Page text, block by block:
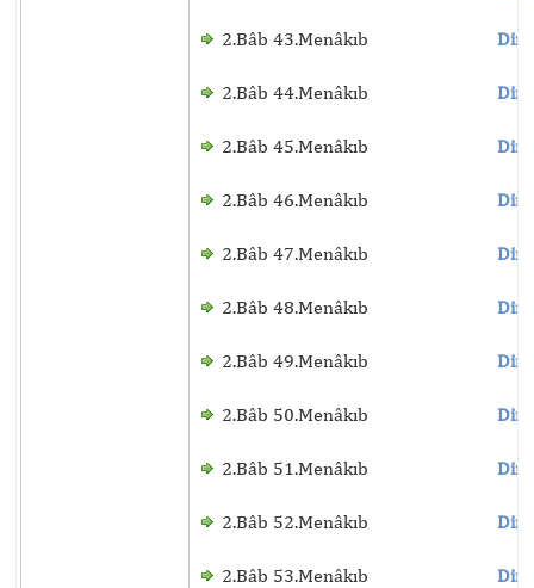
2.Bâb 43.Menâkıb
2.Bâb 44.Menâkıb
2.Bâb 45.Menâkıb
2.Bâb 46.Menâkıb
2.Bâb 47.Menâkıb
2.Bâb 48.Menâkıb
2.Bâb 49.Menâkıb
2.Bâb 50.Menâkıb
2.Bâb 51.Menâkıb
2.Bâb 52.Menâkıb
2.Bâb 53.Menâkıb